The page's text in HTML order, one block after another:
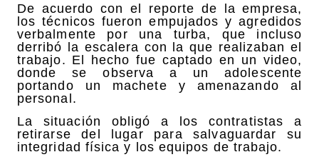
De acuerdo con el reporte de la empresa,
los técnicos fueron empujados y agredidos
verbalmente por una turba, que incluso
derribó la escalera con la que realizaban el
trabajo. El hecho fue captado en un video,
donde se observa a un adolescente
portando un machete y amenazando al
personal.
La situación obligó a los contratistas a
retirarse del lugar para salvaguardar su
integridad física y los equipos de trabajo.